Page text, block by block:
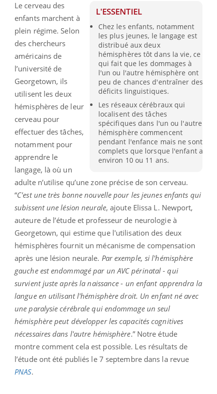
L'ESSENTIEL
Chez les enfants, notamment
les plus jeunes, le langage est
distribué aux deux
hémisphères tôt dans la vie, ce
qui fait que les dommages à
l'un ou l'autre hémisphère ont
peu de chances d'entraîner des
déficits linguistiques.
Les réseaux cérébraux qui
localisent des tâches
spécifiques dans l'un ou l'autre
hémisphère commencent
pendant l'enfance mais ne sont
complets que lorsque l'enfant a
environ 10 ou 11 ans.
Le cerveau des
enfants marchent à
plein régime. Selon
des chercheurs
américains de
l’université de
Georgetown, ils
utilisent les deux
hémisphères de leur
cerveau pour
effectuer des tâches,
notamment pour
apprendre le
langage, là où un
adulte n’utilise qu’une zone précise de son cerveau.
“C'est une très bonne nouvelle pour les jeunes enfants qui
subissent une lésion neurale, ajoute Elissa L. Newport,
auteure de l’étude et professeur de neurologie à
Georgetown, qui estime que l'utilisation des deux
hémisphères fournit un mécanisme de compensation
après une lésion neurale. Par exemple, si l'hémisphère
gauche est endommagé par un AVC périnatal - qui
survient juste après la naissance - un enfant apprendra la
langue en utilisant l'hémisphère droit. Un enfant né avec
une paralysie cérébrale qui endommage un seul
hémisphère peut développer les capacités cognitives
nécessaires dans l'autre hémisphère.” Notre étude
montre comment cela est possible. Les résultats de
l’étude ont été publiés le 7 septembre dans la revue
PNAS.